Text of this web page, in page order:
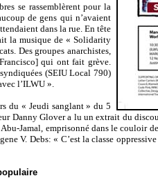
se rassemblèrent pour la
de gens qui n’avaient
dans la rue. En tête
la musique de « Solidarity
Des groupes anarchistes,
qui ont fait grève.
(SEIU Local 790)
l’ILWU ».
du « Jeudi sanglant » du 5
Danny Glover a lu un extrait du
Jamal, emprisonné dans le couloir
V. Debs: « C’est la classe